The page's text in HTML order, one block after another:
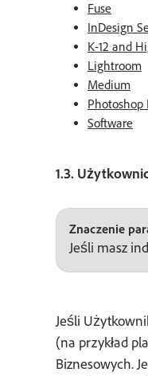
Fuse
InDesign
K-12 and
Lightroom
Medium
Photoshop
Software
1.3.
Znaczenie
Jeśli masz
Jeśli
(na przykład
Biznesowych.